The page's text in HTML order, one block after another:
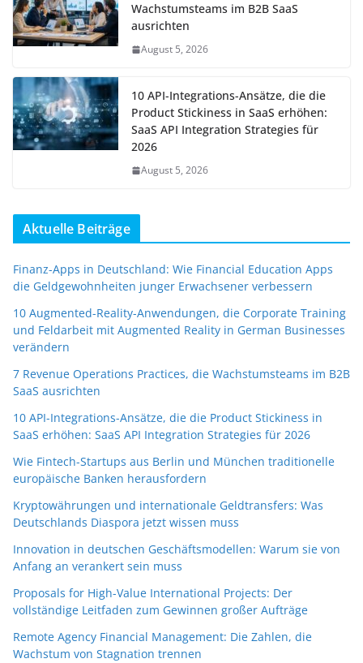
Wachstumsteams im B2B SaaS
ausrichten
August 5, 2026
10 API-Integrations-Ansätze, die die
Product Stickiness in SaaS erhöhen:
SaaS API Integration Strategies für
2026
August 5, 2026
Aktuelle Beiträge
Finanz-Apps in Deutschland: Wie Financial Education Apps
die Geldgewohnheiten junger Erwachsener verbessern
10 Augmented-Reality-Anwendungen, die Corporate Training
und Feldarbeit mit Augmented Reality in German Businesses
verändern
7 Revenue Operations Practices, die Wachstumsteams im B2B
SaaS ausrichten
10 API-Integrations-Ansätze, die die Product Stickiness in
SaaS erhöhen: SaaS API Integration Strategies für 2026
Wie Fintech-Startups aus Berlin und München traditionelle
europäische Banken herausfordern
Kryptowährungen und internationale Geldtransfers: Was
Deutschlands Diaspora jetzt wissen muss
Innovation in deutschen Geschäftsmodellen: Warum sie von
Anfang an verankert sein muss
Proposals for High-Value International Projects: Der
vollständige Leitfaden zum Gewinnen großer Aufträge
Remote Agency Financial Management: Die Zahlen, die
Wachstum von Stagnation trennen